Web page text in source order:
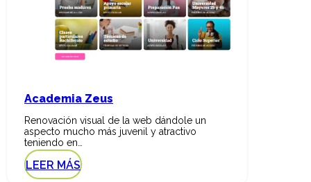
Academia Zeus
Renovación visual de la web dándole un
aspecto mucho más juvenil y atractivo
teniendo en…
LEER MÁS